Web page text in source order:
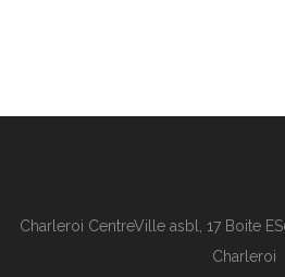
Charleroi CentreVille asbl, 17 Boite
Charleroi